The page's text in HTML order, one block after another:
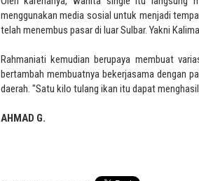
menggunakan media sosial untuk menjadi
telah menembus pasar di luar Sulbar. Yakni
Rahmaniati kemudian berupaya membuat
bertambah membuatnya bekerjasama dengan
daerah. "Satu kilo tulang ikan itu dapat
AHMAD G.